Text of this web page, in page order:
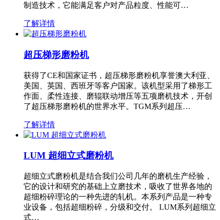
制造技术，它能满足客户对产品粒度、性能可…
了解详情
超压梯形磨粉机
获得了CE和国家证书，超压梯形磨粉机享誉澳大利亚、
美国、英国、西班牙等客户国家。该机型采用了梯形工
作面、柔性连接、磨辊联动增压等五项磨机技术，开创
了超压梯形磨粉机的世界水平。TGM系列超压…
了解详情
LUM 超细立式磨粉机
超细立式磨粉机是结合我们公司几年的磨机生产经验，
它的设计和研究的基础上立磨技术，吸收了世界各地的
超细粉碎理论的一种先进的轧机。本系列产品是一种专
业设备，包括超细粉碎，分级和交付。 LUM系列超细立
式…